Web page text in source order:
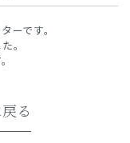
ーです。
。
る